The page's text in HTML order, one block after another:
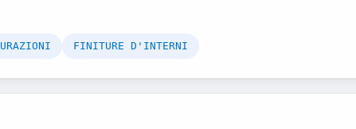
FINITURE D'INTERNI